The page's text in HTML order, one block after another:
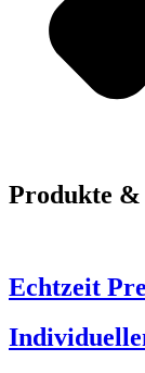
Produkte &
Echtzeit